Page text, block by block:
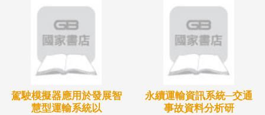
式，並提供可查詢之功能模組，提升使用者查詢便利
性。以公路總局所轄管之橋梁-中坑高架橋為例進行
橋梁整體耐震能力分析。至南雲大橋進行雨季前後振
動頻率量測，並確認量測方法與外在干擾來源。最後
建置橋梁災後巡檢路線規劃模組，可於線上進行巡檢
路徑之規劃。
駕駛模擬器應用於發展智
慧型運輸系統以
永續運輸資訊系統─交通
事故資料分析研